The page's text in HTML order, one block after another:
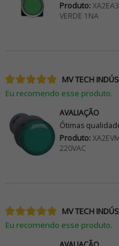
Produto:
VERDE 1NA
MV TECH
Eu recomendo esse produto.
AVALIAÇÃO
Ótimas
Produto:
220VAC
MV TECH
Eu recomendo esse produto.